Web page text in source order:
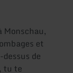
Monschau,
et
de
tu te